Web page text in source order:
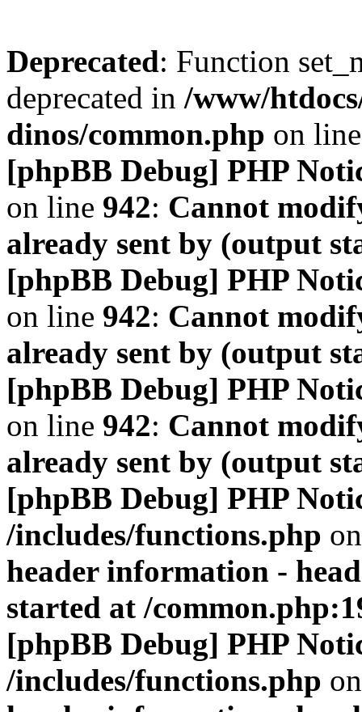
Deprecated: Function
deprecated in /www/
dinos/common.php on
[phpBB Debug] PHP
on line 942: Cannot
already sent by (output
[phpBB Debug] PHP
on line 942: Cannot
already sent by (output
[phpBB Debug] PHP
on line 942: Cannot
already sent by (output
[phpBB Debug] PHP
/includes/functions.php
header information -
started at /
[phpBB Debug] PHP
/includes/functions.php